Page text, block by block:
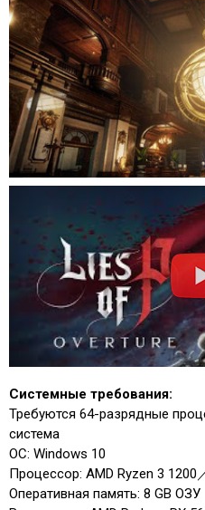
Системные требования:
Требуются 64-разрядные
система
ОС: Windows 10
Процессор: AMD Ryzen 3 1200
Оперативная память: 8 GB ОЗУ